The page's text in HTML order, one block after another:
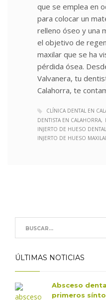
que se emplea en
para colocar un
relleno óseo y una
el objetivo de
maxilar que se ha
pérdida ósea.
Valvanera, tu
Calahorra, te
CLÍNICA DENTAL EN
DENTISTA EN CALAHORRA
INJERTO DE HUESO
INJERTO DE HUESO
ÚLTIMAS NOTICIAS
Absceso
primeros